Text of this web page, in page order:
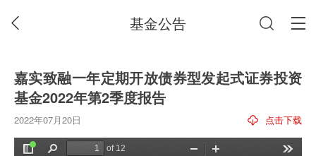
基金公告
嘉实致融一年定期开放债券型发起式证券投资
基金2022年第2季度报告
2022年07月20日 点击下载